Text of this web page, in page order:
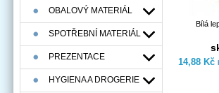
OBALOVÝ MATERIÁL
SPOTŘEBNÍ MATERIÁL
PREZENTACE
HYGIENA A DROGERIE
Bílá
14,88 Kč